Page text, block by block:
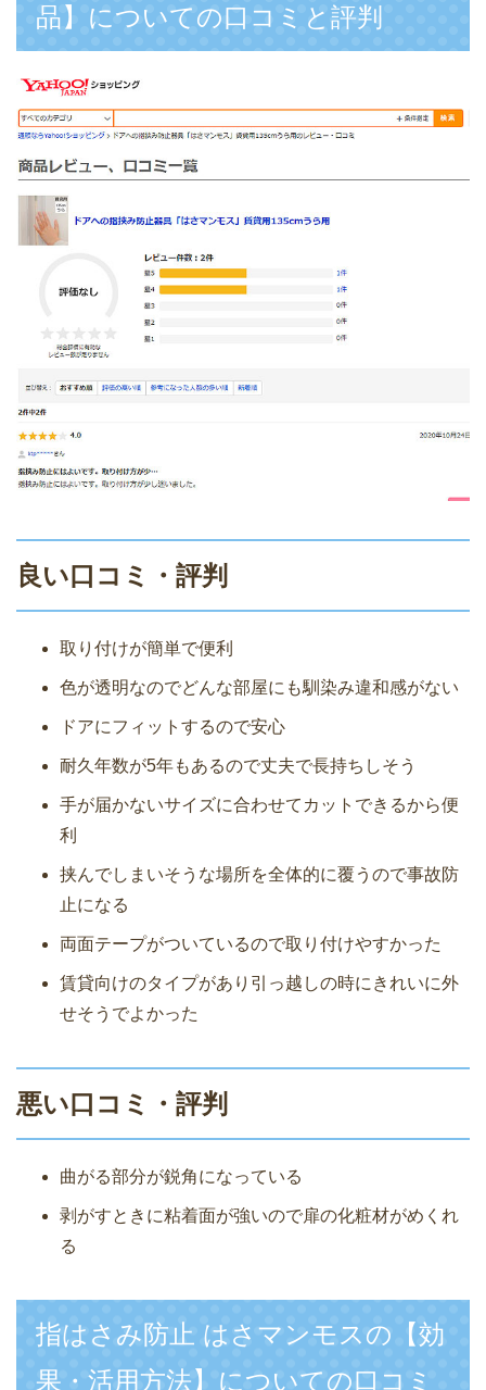
品】についての口コミと評判
良い口コミ・評判
取り付けが簡単で便利
色が透明なのでどんな部屋にも馴染み違和感がない
ドアにフィットするので安心
耐久年数が5年もあるので丈夫で長持ちしそう
手が届かないサイズに合わせてカットできるから便
利
挟んでしまいそうな場所を全体的に覆うので事故防
止になる
両面テープがついているので取り付けやすかった
賃貸向けのタイプがあり引っ越しの時にきれいに外
せそうでよかった
悪い口コミ・評判
曲がる部分が鋭角になっている
剥がすときに粘着面が強いので扉の化粧材がめくれ
る
指はさみ防止 はさマンモスの【効
果・活用方法】についての口コミ